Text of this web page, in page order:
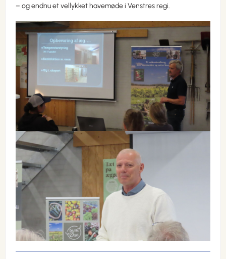
– og endnu et vellykket havemøde i Venstres regi.